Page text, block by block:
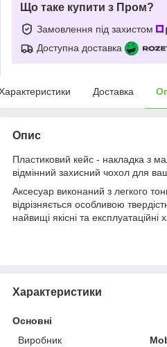
Що таке купити з Пром?
Замовлення під захистом
Доступна доставка
Доставка
Опис
Пластиковий кейс - накладка з
відмінний захисний чохол для
Аксесуар виконаний з легкого
відрізняється особливою
найвищі якісні та експлуатаційні
Характеристики
Основні
Виробник